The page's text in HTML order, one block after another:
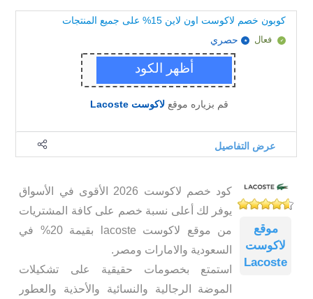
كوبون خصم لاكوست اون لاين 15% على جميع المنتجات
فعال حصري
قم بزياره موقع لاكوست Lacoste
عرض التفاصيل
موقع
لاكوست
Lacoste
كود خصم لاكوست 2026 الأقوى في الأسواق
يوفر لك أعلى نسبة خصم على كافة المشتريات
من موقع لاكوست lacoste بقيمة 20% في
السعودية والامارات ومصر.
استمتع بخصومات حقيقية على تشكيلات
الموضة الرجالية والنسائية والأحذية والعطور